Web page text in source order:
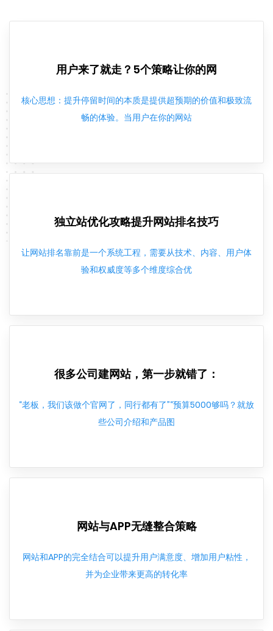
用户来了就走？5个策略让你的网
核心思想：提升停留时间的本质是提供超预期的价值和极致流
畅的体验。当用户在你的网站
独立站优化攻略提升网站排名技巧
让网站排名靠前是一个系统工程，需要从技术、内容、用户体
验和权威度等多个维度综合优
很多公司建网站，第一步就错了：
“老板，我们该做个官网了，同行都有了”“预算5000够吗？就放
些公司介绍和产品图
网站与APP无缝整合策略
网站和APP的完全结合可以提升用户满意度、增加用户粘性，
并为企业带来更高的转化率